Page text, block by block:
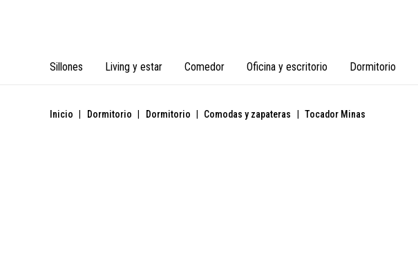
Sillones Living y estar Comedor Oficina y escritorio Dormitorio
Inicio Dormitorio Dormitorio Comodas y zapateras Tocador Minas